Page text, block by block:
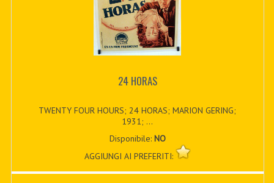
24 HORAS
TWENTY FOUR HOURS; 24 HORAS; MARION GERING;
1931; ...
Disponibile: NO
AGGIUNGI AI PREFERITI: